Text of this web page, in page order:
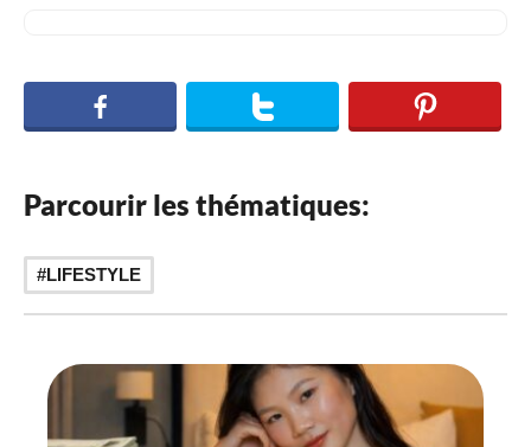
Parcourir les thématiques:
LIFESTYLE